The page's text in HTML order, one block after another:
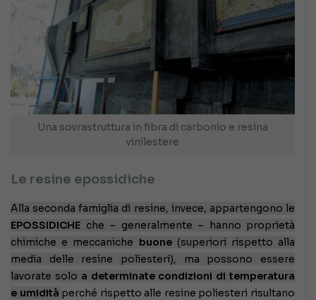
Una sovrastruttura in fibra di carbonio e resina
vinilestere
Le resine epossidiche
Alla seconda famiglia di resine, invece, appartengono le
EPOSSIDICHE che – generalmente – hanno proprietà
chimiche e meccaniche buone(superiori rispetto alla
media delle resine poliesteri), ma possono essere
lavorate solo a determinate condizioni di temperatura
e umidità perché rispetto alle resine poliesteri risultano